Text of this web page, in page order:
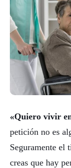
«Quiero vivir
petición no es
Seguramente el
creas que hay